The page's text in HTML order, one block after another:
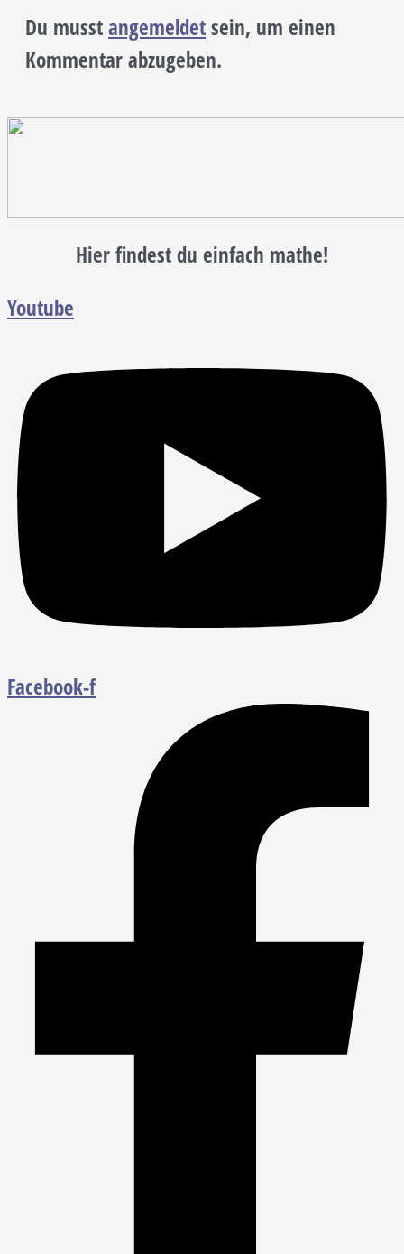
Du musstangemeldetsein, um einen
Kommentar abzugeben.
Hier findest du einfach mathe!
Youtube
Facebook-f